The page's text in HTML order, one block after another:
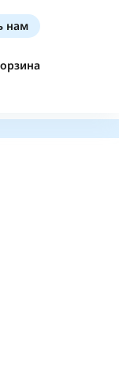
нам